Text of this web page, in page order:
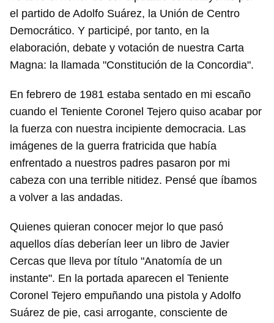
el partido de Adolfo Suárez, la Unión de Centro
Democrático. Y participé, por tanto, en la
elaboración, debate y votación de nuestra Carta
Magna: la llamada "Constitución de la Concordia".
En febrero de 1981 estaba sentado en mi escaño
cuando el Teniente Coronel Tejero quiso acabar por
la fuerza con nuestra incipiente democracia. Las
imágenes de la guerra fratricida que había
enfrentado a nuestros padres pasaron por mi
cabeza con una terrible nitidez. Pensé que íbamos
a volver a las andadas.
Quienes quieran conocer mejor lo que pasó
aquellos días deberían leer un libro de Javier
Cercas que lleva por título "Anatomía de un
instante". En la portada aparecen el Teniente
Coronel Tejero empuñando una pistola y Adolfo
Suárez de pie, casi arrogante, consciente de